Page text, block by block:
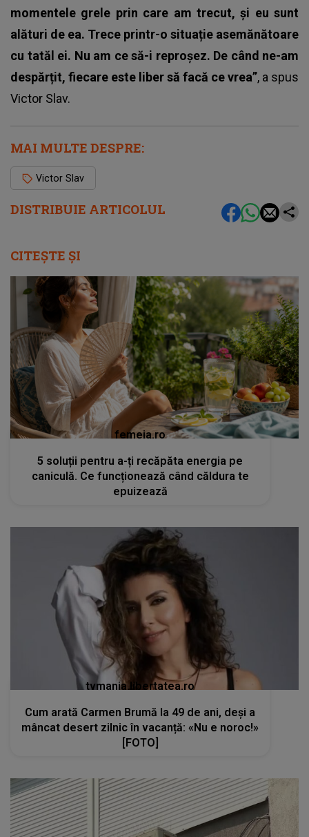
DISTRIBUIE ARTICOLUL
momentele grele prin care am trecut, și eu sunt
alături de ea. Trece printr-o situație asemănătoare
cu tatăl ei. Nu am ce să-i reproșez. De când ne-am
despărțit, fiecare este liber să facă ce vrea”, a spus
Victor Slav.
MAI MULTE DESPRE:
Victor Slav
CITEȘTE ȘI
femeia.ro
5 soluții pentru a-ți recăpăta energia pe
caniculă. Ce funcționează când căldura te
epuizează
tvmania.libertatea.ro
Cum arată Carmen Brumă la 49 de ani, deși a
mâncat desert zilnic în vacanță: «Nu e noroc!»
[FOTO]